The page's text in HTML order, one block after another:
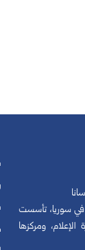
في سوريا، تأسست
وزارة الإعلام، ومركزها